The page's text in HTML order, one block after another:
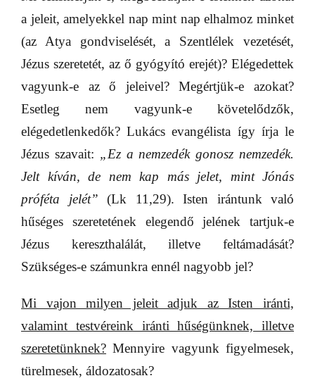
a jeleit, amelyekkel nap mint nap elhalmoz minket
(az Atya gondviselését, a Szentlélek vezetését,
Jézus szeretetét, az ő gyógyító erejét)? Elégedettek
vagyunk-e az ő jeleivel? Megértjük-e azokat?
Esetleg nem vagyunk-e követelődzők,
elégedetlenkedők? Lukács evangélista így írja le
Jézus szavait: „Ez a nemzedék gonosz nemzedék.
Jelt kíván, de nem kap más jelet, mint Jónás
próféta jelét” (Lk 11,29). Isten irántunk való
hűséges szeretetének elegendő jelének tartjuk-e
Jézus kereszthalálát, illetve feltámadását?
Szükséges-e számunkra ennél nagyobb jel?
Mi vajon milyen jeleit adjuk az Isten iránti,
valamint testvéreink iránti hűségünknek, illetve
szeretetünknek? Mennyire vagyunk figyelmesek,
türelmesek, áldozatosak?